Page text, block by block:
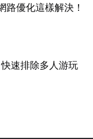
路優化這樣解決！
速排除多人游玩